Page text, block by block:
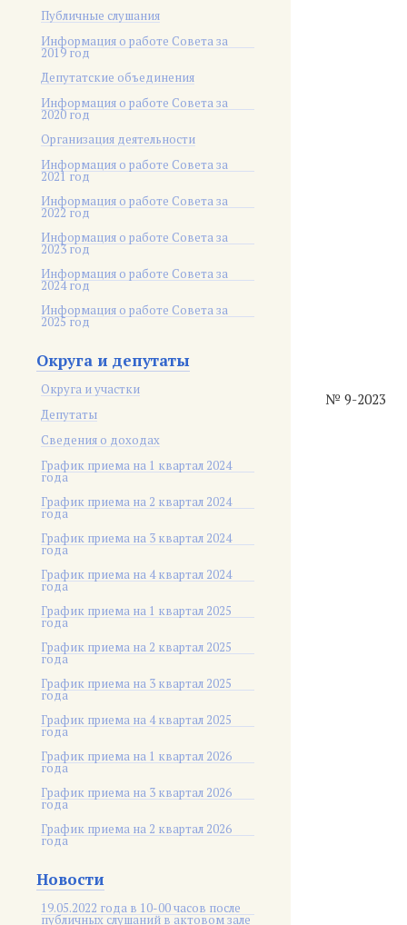
Публичные слушания
Информация о работе Совета за
2019 год
Депутатские объединения
Информация о работе Совета за
2020 год
Организация деятельности
Информация о работе Совета за
2021 год
Информация о работе Совета за
2022 год
Информация о работе Совета за
2023 год
Информация о работе Совета за
2024 год
Информация о работе Совета за
2025 год
Округа и депутаты
Округа и участки
Депутаты
Сведения о доходах
График приема на 1 квартал 2024
года
График приема на 2 квартал 2024
года
График приема на 3 квартал 2024
года
График приема на 4 квартал 2024
года
График приема на 1 квартал 2025
года
График приема на 2 квартал 2025
года
График приема на 3 квартал 2025
года
График приема на 4 квартал 2025
года
График приема на 1 квартал 2026
года
График приема на 3 квартал 2026
года
График приема на 2 квартал 2026
года
Новости
19.05.2022 года в 10-00 часов после
публичных слушаний в актовом зале
№ 9-2023